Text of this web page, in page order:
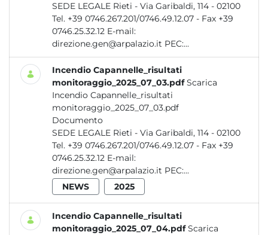
SEDE LEGALE Rieti - Via Garibaldi, 114 - 02100
Tel. +39 0746.267.201/0746.49.12.07 - Fax +39
0746.25.32.12 E-mail:
direzione.gen@arpalazio.it PEC:...
Incendio Capannelle_risultati
monitoraggio_2025_07_03.pdf Scarica
Incendio Capannelle_risultati
monitoraggio_2025_07_03.pdf
Documento
SEDE LEGALE Rieti - Via Garibaldi, 114 - 02100
Tel. +39 0746.267.201/0746.49.12.07 - Fax +39
0746.25.32.12 E-mail:
direzione.gen@arpalazio.it PEC:...
NEWS
2025
Incendio Capannelle_risultati
monitoraggio_2025_07_04.pdf Scarica